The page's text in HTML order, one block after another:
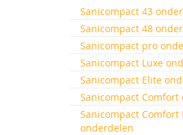
Sanicompact 43
Sanicompact 48
Sanicompact pro
Sanicompact Luxe
Sanicompact Elite
Sanicompact
Sanicompact Comfort
onderdelen